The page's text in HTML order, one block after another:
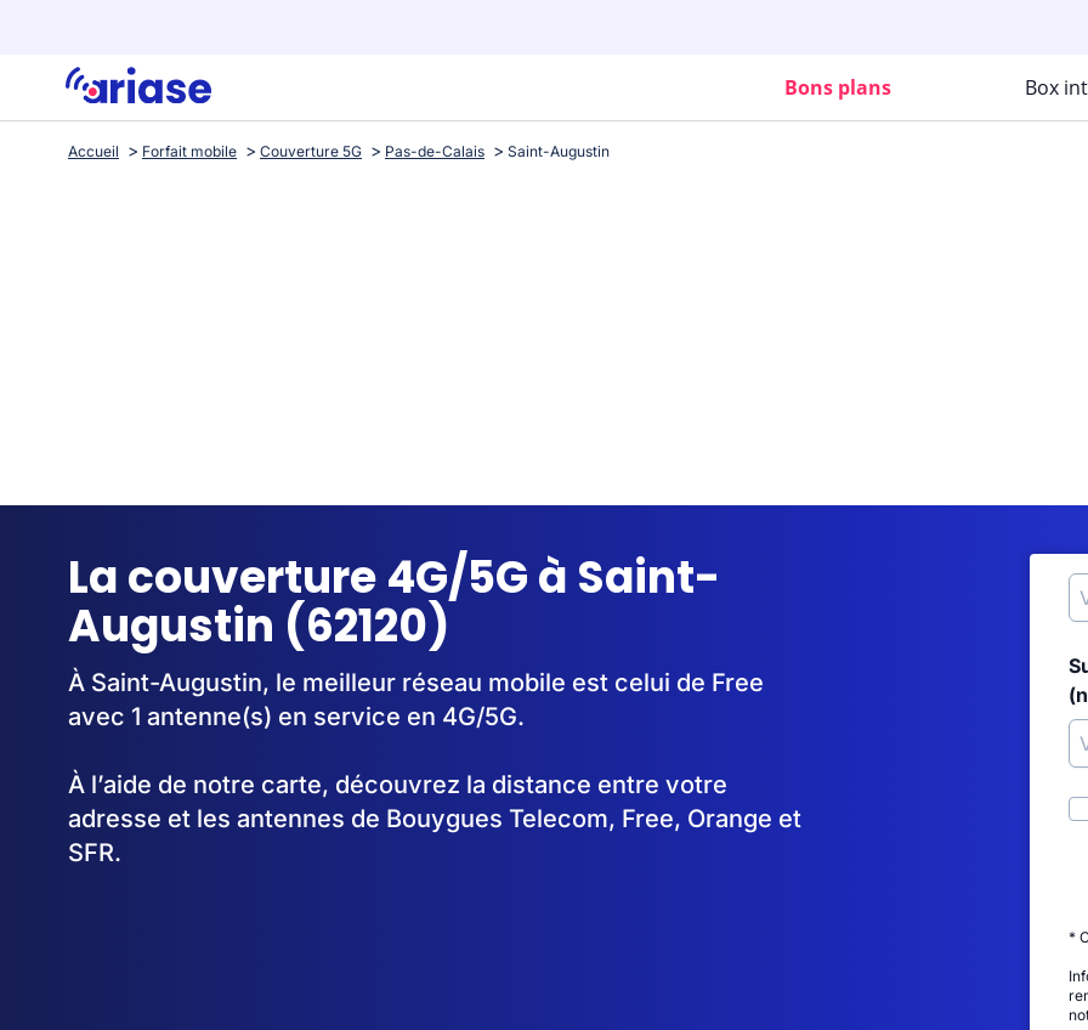
Bons plans Box
Accueil Forfait mobile Couverture 5G Pas-de-Calais Saint-Augustin
La couverture 4G/5G à Saint-
Augustin (62120)
À Saint-Augustin, le meilleur réseau mobile est celui de Free
avec 1 antenne(s) en service en 4G/5G.
À l’aide de notre carte, découvrez la distance entre votre
adresse et les antennes de Bouygues Telecom, Free, Orange et
SFR.
*